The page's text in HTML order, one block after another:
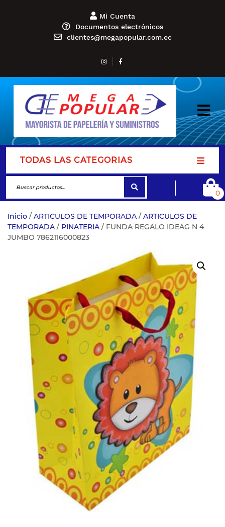
Mi Cuenta
Documentos electrónicos
clientes@megapopular.com.ec
TODAS LAS CATEGORIAS
0
Inicio / ARTICULOS DE TEMPORADA / ARTICULOS DE
TEMPORADA / PINATERIA / FUNDA REGALO IDEAG N 4
JUMBO 7862116000823